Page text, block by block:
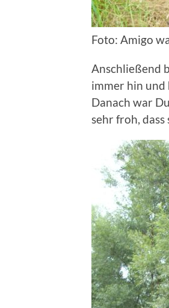
Foto: Amigo
Anschließend
immer hin und
Danach war
sehr froh,